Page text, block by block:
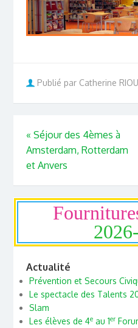
Publié par Catherine
« Séjour des 4èmes à
Amsterdam, Rotterdam
et Anvers
Actualité
Prévention et Secours
Le spectacle des Talents
Slam
Les élèves de 4eau 1er